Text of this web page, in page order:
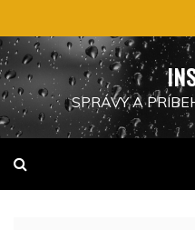
na
obsah
SPRÁVY A